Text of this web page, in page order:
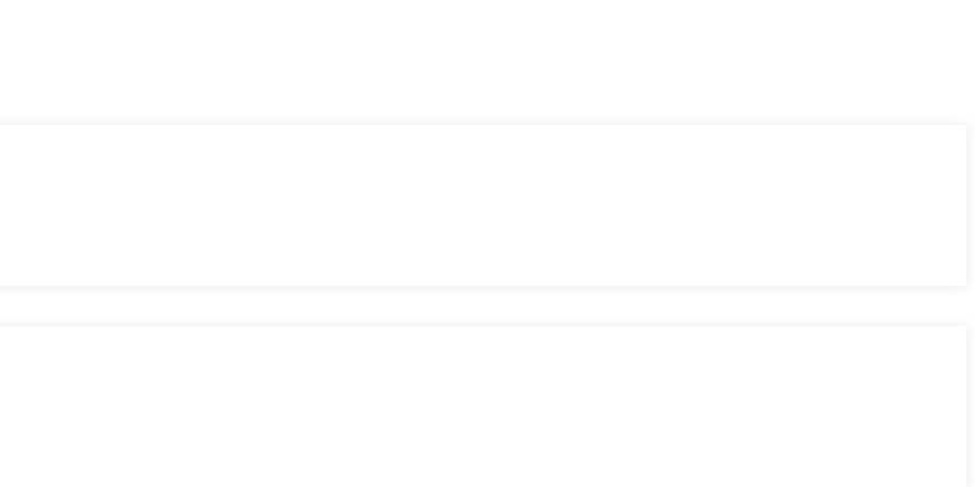
senza complicazioni.
del mercato.
piattaforme e dApp.